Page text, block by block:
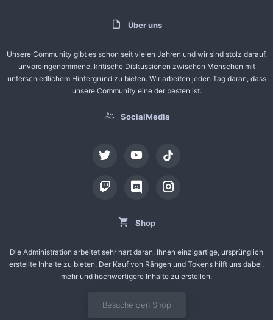
Über uns
Unsere Community gibt es schon seit vielen Jahren und wir sind stolz darauf,
unvoreingenommene, kritische Diskussionen zwischen Menschen mit
unterschiedlichem Hintergrund zu bieten. Wir arbeiten jeden Tag daran, dass
unsere Community eine der besten ist.
SocialMedia
tiktok
Shop
Die Administration arbeitet sehr hart daran, Ihnen einzigartige, ursprünglich
erstellte Inhalte zu bieten. Der Kauf von Rängen und Tokens hilft uns dabei,
mehr und hochwertigere Inhalte zu erstellen.
Besuche den Shop